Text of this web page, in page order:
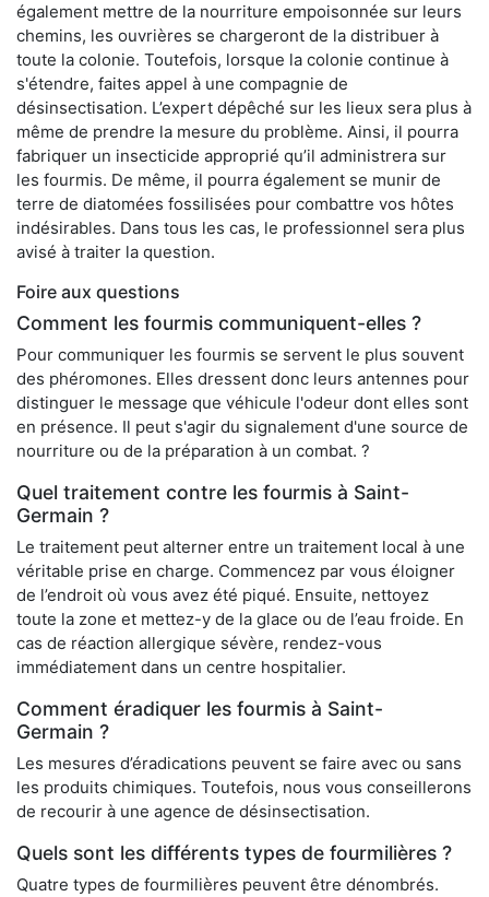
également mettre de la nourriture empoisonnée sur leurs
chemins, les ouvrières se chargeront de la distribuer à
toute la colonie. Toutefois, lorsque la colonie continue à
s'étendre, faites appel à une compagnie de
désinsectisation. L’expert dépêché sur les lieux sera plus à
même de prendre la mesure du problème. Ainsi, il pourra
fabriquer un insecticide approprié qu’il administrera sur
les fourmis. De même, il pourra également se munir de
terre de diatomées fossilisées pour combattre vos hôtes
indésirables. Dans tous les cas, le professionnel sera plus
avisé à traiter la question.
Foire aux questions
Comment les fourmis communiquent-elles ?
Pour communiquer les fourmis se servent le plus souvent
des phéromones. Elles dressent donc leurs antennes pour
distinguer le message que véhicule l'odeur dont elles sont
en présence. Il peut s'agir du signalement d'une source de
nourriture ou de la préparation à un combat. ?
Quel traitement contre les fourmis à Saint-
Germain ?
Le traitement peut alterner entre un traitement local à une
véritable prise en charge. Commencez par vous éloigner
de l’endroit où vous avez été piqué. Ensuite, nettoyez
toute la zone et mettez-y de la glace ou de l’eau froide. En
cas de réaction allergique sévère, rendez-vous
immédiatement dans un centre hospitalier.
Comment éradiquer les fourmis à Saint-
Germain ?
Les mesures d’éradications peuvent se faire avec ou sans
les produits chimiques. Toutefois, nous vous conseillerons
de recourir à une agence de désinsectisation.
Quels sont les différents types de fourmilières ?
Quatre types de fourmilières peuvent être dénombrés.